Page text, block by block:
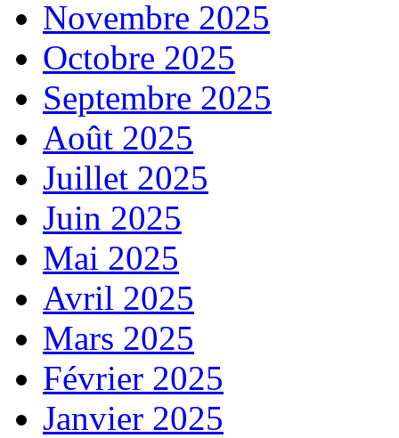
Novembre 2025
Octobre 2025
Septembre 2025
Août 2025
Juillet 2025
Juin 2025
Mai 2025
Avril 2025
Mars 2025
Février 2025
Janvier 2025